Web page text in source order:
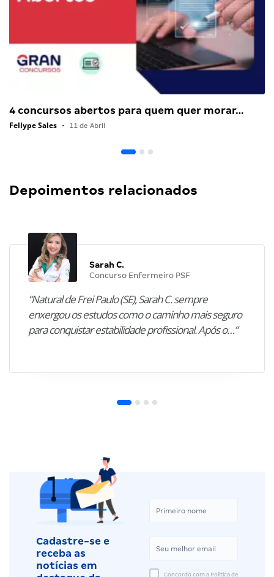
4 concursos abertos para quem quer morar…
Fellype Sales • 11 de Abril
Depoimentos relacionados
Sarah C.
Concurso Enfermeiro PSF
“Natural de Frei Paulo (SE), Sarah C. sempre
enxergou os estudos como o caminho mais seguro
para conquistar estabilidade profissional. Após o…”
Cadastre-se e
receba as
notícias em
Concordo com a Política de